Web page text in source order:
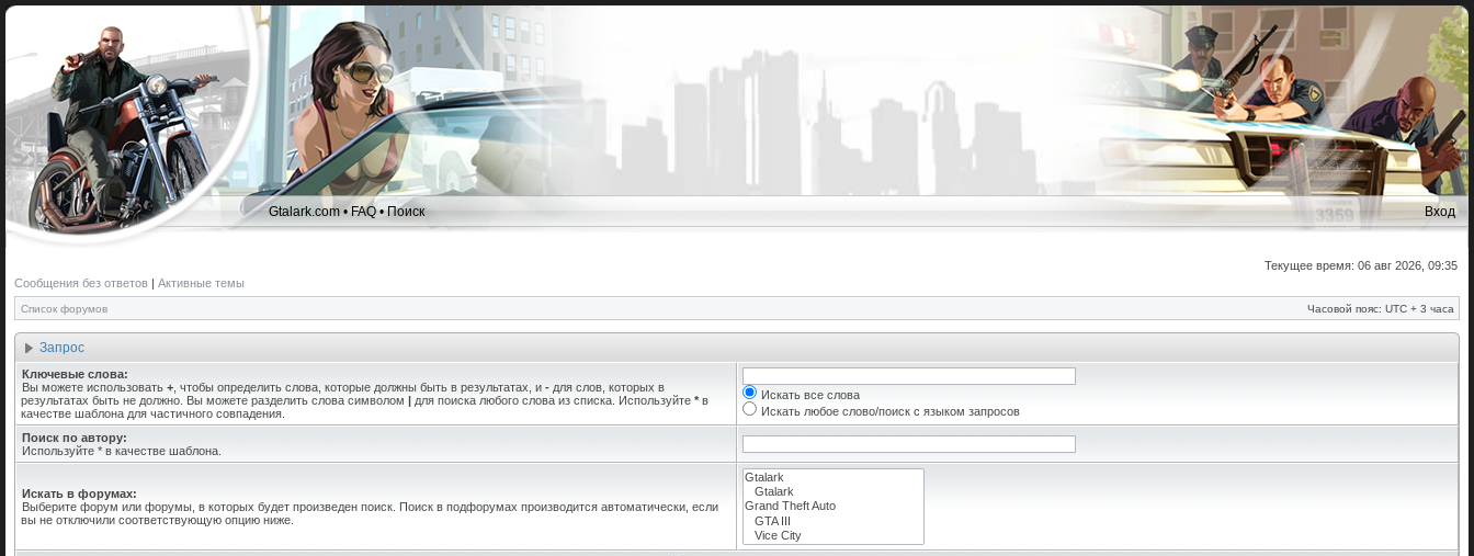
Gtalark.com •FAQ•Поиск Вход
Текущее время: 06 авг 2026, 09:35
Сообщения без ответов | Активные темы
Список форумов Часовой пояс: UTC + 3 часа
Запрос
Ключевые слова:
Вы можете использовать + , чтобы определить слова, которые должны быть в результатах, и - для слов, которых в
результатах быть не должно. Вы можете разделить слова символом | для поиска любого слова из списка. Используйте *в
качестве шаблона для частичного совпадения.
Искать все слова
Искать любое слово/поиск с языком запросов
Поиск по автору:
Используйте * в качестве шаблона.
Искать в форумах:
Выберите форум или форумы, в которых будет произведен поиск. Поиск в подфорумах производится автоматически, если
вы не отключили соответствующую опцию ниже.